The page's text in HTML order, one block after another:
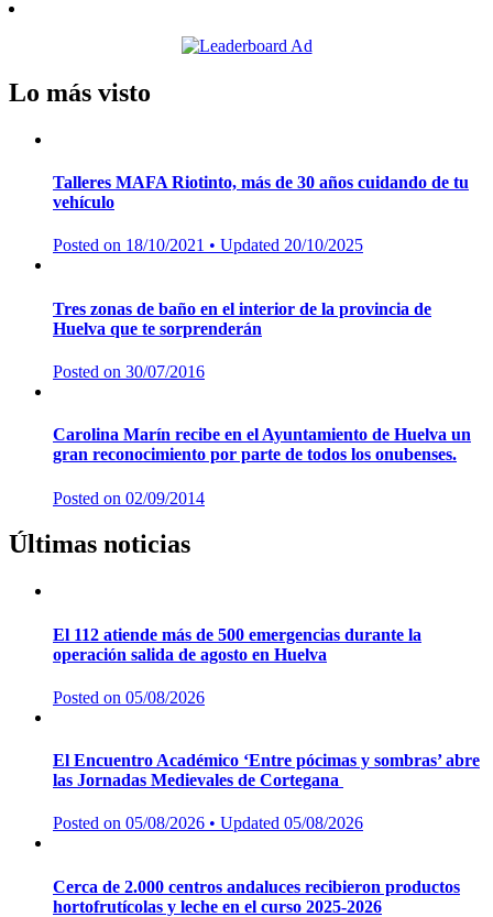
Lo más visto
Talleres MAFA Riotinto, más de 30 años cuidando de tu
vehículo
Posted on 18/10/2021 • Updated 20/10/2025
Tres zonas de baño en el interior de la provincia de
Huelva que te sorprenderán
Posted on 30/07/2016
Carolina Marín recibe en el Ayuntamiento de Huelva un
gran reconocimiento por parte de todos los onubenses.
Posted on 02/09/2014
Últimas noticias
El 112 atiende más de 500 emergencias durante la
operación salida de agosto en Huelva
Posted on 05/08/2026
El Encuentro Académico ‘Entre pócimas y sombras’ abre
las Jornadas Medievales de Cortegana
Posted on 05/08/2026 • Updated 05/08/2026
Cerca de 2.000 centros andaluces recibieron productos
hortofrutícolas y leche en el curso 2025-2026